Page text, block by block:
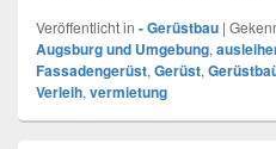
Veröffentlicht in - Gerüstbau |
Augsburg und Umgebung,
Fassadengerüst, Gerüst,
Verleih, vermietung